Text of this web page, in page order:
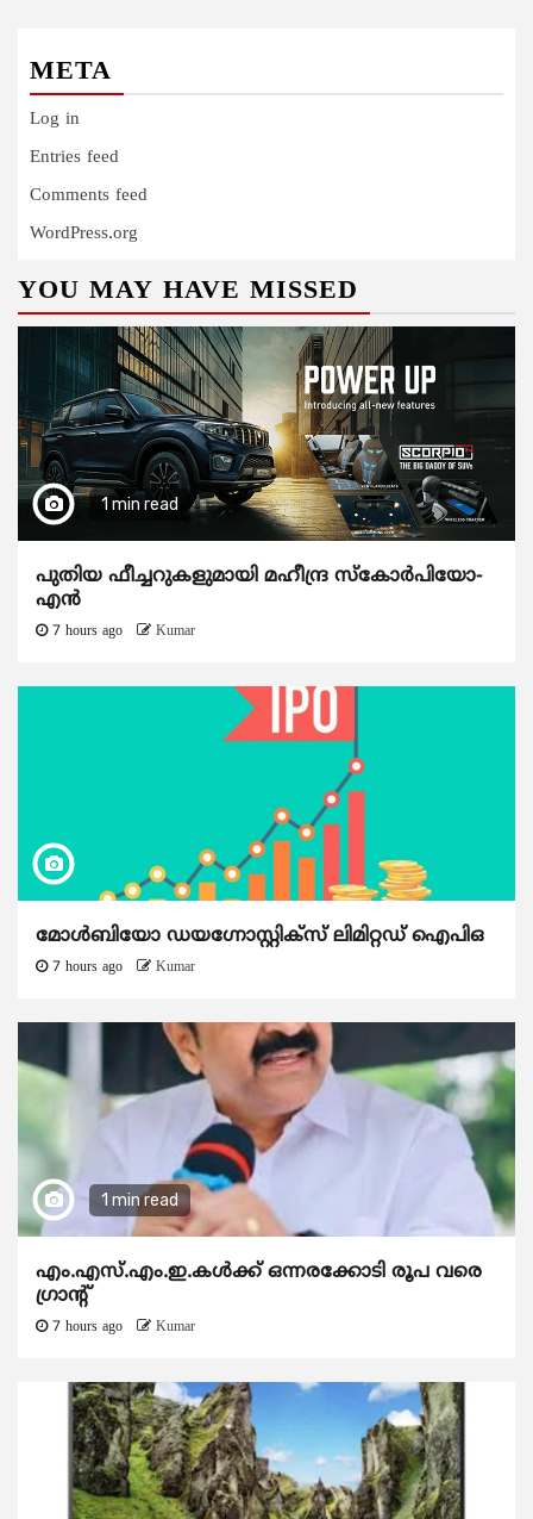
META
Log in
Entries feed
Comments feed
WordPress.org
YOU MAY HAVE MISSED
1 min read
പുതിയ ഫീച്ചറുകളുമായി മഹീന്ദ്ര സ്കോർപിയോ-
എൻ
7 hours ago Kumar
മോൾബിയോ ഡയഗ്നോസ്റ്റിക്സ് ലിമിറ്റഡ് ഐപിഒ
7 hours ago Kumar
1 min read
എം.എസ്.എം.ഇ.കൾക്ക് ഒന്നരക്കോടി രൂപ വരെ
ഗ്രാന്റ്
7 hours ago Kumar